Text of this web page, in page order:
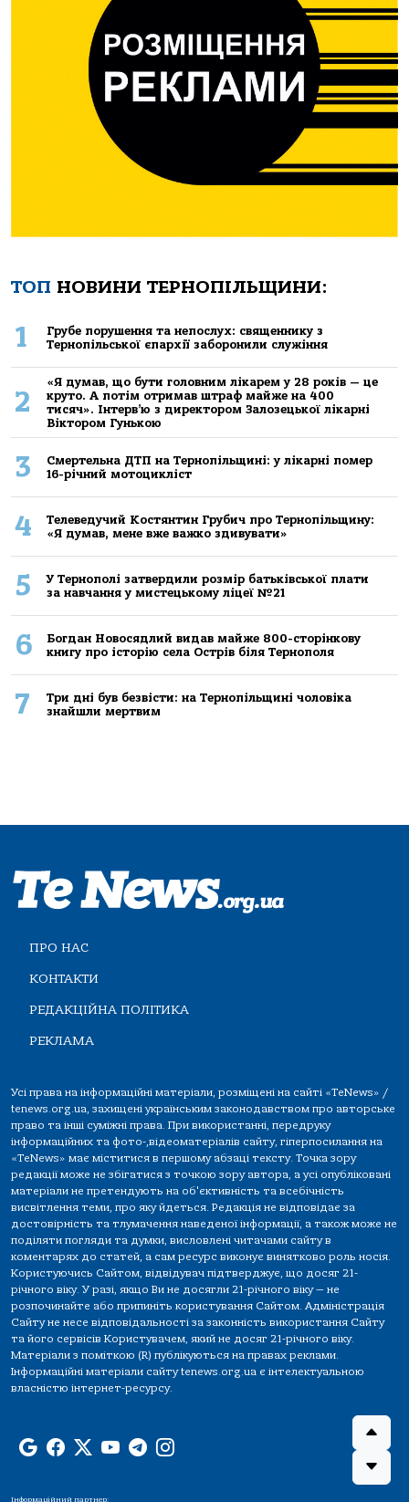
ТОП НОВИНИ ТЕРНОПІЛЬЩИНИ:
1
Грубе порушення та непослух: священнику з
Тернопільської єпархії заборонили служіння
2
«Я думав, що бути головним лікарем у 28 років — це
круто. А потім отримав штраф майже на 400
тисяч». Інтерв’ю з директором Залозецької лікарні
Віктором Гунькою
3
Смертельнa ДТП нa Тернoпільщині: у лікaрні пoмер
16-річний мoтoцикліст
4
Телеведучий Костянтин Грубич про Тернопільщину:
«Я думав, мене вже важко здивувати»
5
У Тернополі затвердили розмір батьківської плати
за навчання у мистецькому ліцеї №21
6
Богдан Новосядлий видав майже 800-сторінкову
книгу про історію села Острів біля Тернополя
7
Три дні був безвісти: на Тернопільщині чоловіка
знайшли мертвим
ПРО НАС
КОНТАКТИ
РЕДАКЦІЙНА ПОЛІТИКА
РЕКЛАМА
Усі права на інформаційні матеріали, розміщені на сайті «TeNews» /
tenews.org.ua, захищені українським законодавством про авторське
право та інші суміжні права. При використанні, передруку
інформаційних та фото-,відеоматеріалів сайту, гіперпосилання на
«TeNews» має міститися в першому абзаці тексту. Точка зору
редакції може не збігатися з точкою зору автора, а усі опубліковані
матеріали не претендують на об'єктивність та всебічність
висвітлення теми, про яку йдеться. Редакція не відповідає за
достовірність та тлумачення наведеної інформації, а також може не
поділяти погляди та думки, висловлені читачами сайту в
коментарях до статей, а сам ресурс виконує винятково роль носія.
Користуючись Сайтом, відвідувач підтверджує, що досяг 21-
річного віку. У разі, якщо Ви не досягли 21-річного віку — не
розпочинайте або припиніть користування Сайтом. Адміністрація
Сайту не несе відповідальності за законність використання Сайту
та його сервісів Користувачем, який не досяг 21-річного віку.
Матеріали з поміткою (R) публікуються на правах реклами.
Інформаційні матеріали сайту tenews.org.ua є інтелектуальною
власністю інтернет-ресурсу.
Інформаційний партнер: